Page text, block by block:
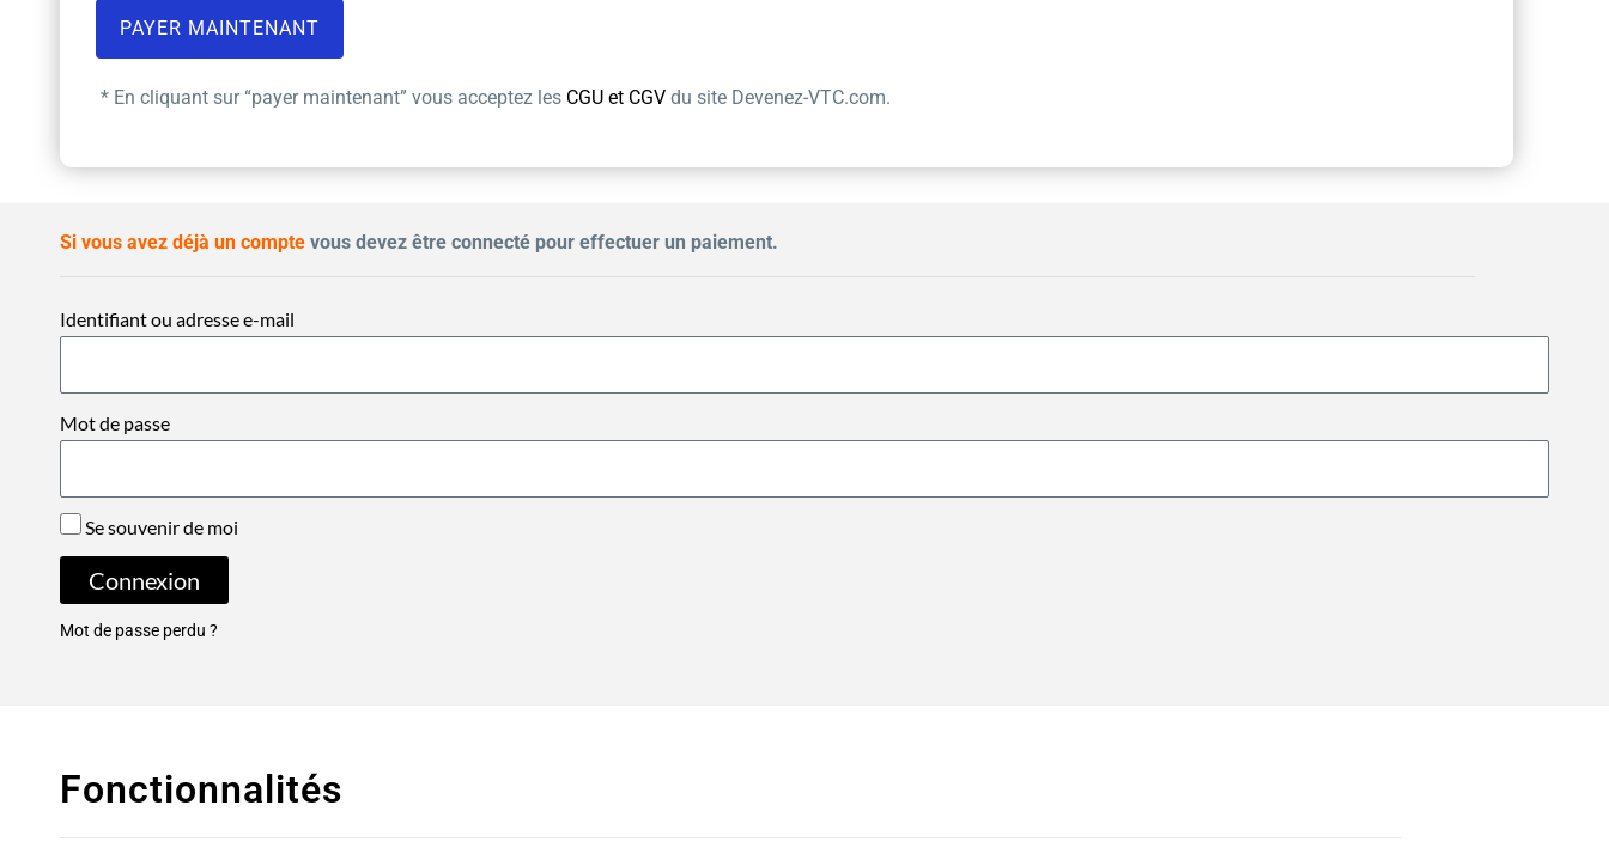
* En cliquant sur “payer maintenant” vous acceptez les CGU et CGV du site Devenez-VTC.com.
Si vous avez déjà un compte vous devez être connecté pour effectuer un paiement.
Identifiant ou adresse e-mail
Mot de passe
Se souvenir de moi
Connexion
Mot de passe perdu ?
Fonctionnalités